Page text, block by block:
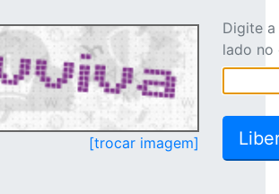
[trocar imagem]
Digite
lado no